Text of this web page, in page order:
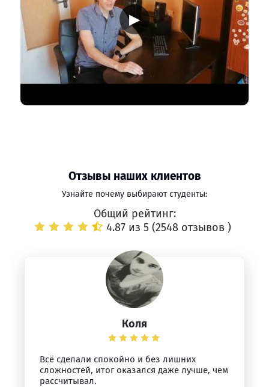
▶
Отзывы наших клиентов
Узнайте почему выбирают студенты:
Общий рейтинг:
4.87 из 5 (2548 отзывов )
Коля
Всё сделали спокойно и без лишних
сложностей, итог оказался даже лучше, чем
рассчитывал.